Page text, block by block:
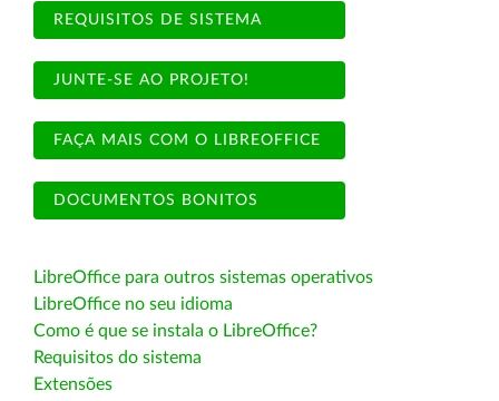
REQUISITOS DE SISTEMA
JUNTE-SE AO PROJETO!
FAÇA MAIS COM O LIBREOFFICE
DOCUMENTOS BONITOS
LibreOffice para outros sistemas operativos
LibreOffice no seu idioma
Como é que se instala o LibreOffice?
Requisitos do sistema
Extensões